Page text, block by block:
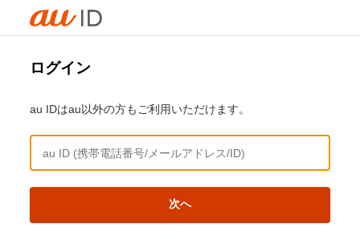
ログイン
au IDはau以外の方もご利用いただけます。
次へ